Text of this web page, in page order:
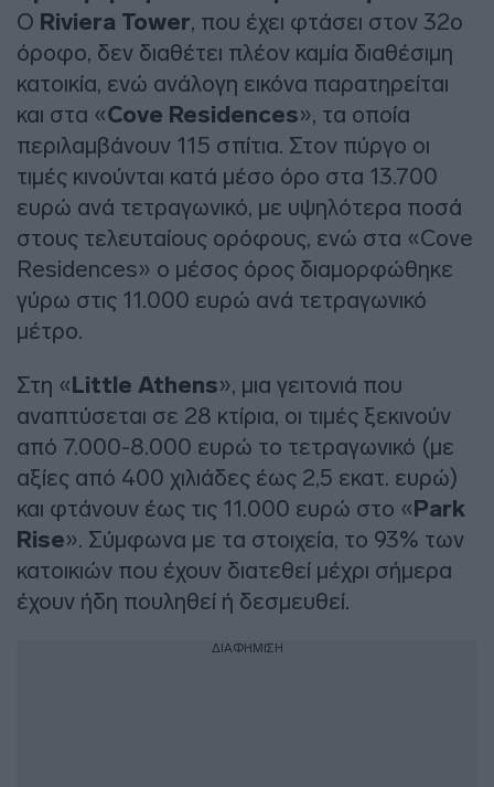
Ο Riviera Tower, που έχει φτάσει στον 32ο
όροφο, δεν διαθέτει πλέον καμία διαθέσιμη
κατοικία, ενώ ανάλογη εικόνα παρατηρείται
και στα «Cove Residences», τα οποία
περιλαμβάνουν 115 σπίτια. Στον πύργο οι
τιμές κινούνται κατά μέσο όρο στα 13.700
ευρώ ανά τετραγωνικό, με υψηλότερα ποσά
στους τελευταίους ορόφους, ενώ στα «Cove
Residences» ο μέσος όρος διαμορφώθηκε
γύρω στις 11.000 ευρώ ανά τετραγωνικό
μέτρο.
Στη « Little Athens», μια γειτονιά που
αναπτύσεται σε 28 κτίρια, οι τιμές ξεκινούν
από 7.000-8.000 ευρώ το τετραγωνικό (με
αξίες από 400 χιλιάδες έως 2,5 εκατ. ευρώ)
και φτάνουν έως τις 11.000 ευρώ στο « Park
Rise». Σύμφωνα με τα στοιχεία, το 93% των
κατοικιών που έχουν διατεθεί μέχρι σήμερα
έχουν ήδη πουληθεί ή δεσμευθεί.
ΔΙΑΦΗΜΙΣΗ